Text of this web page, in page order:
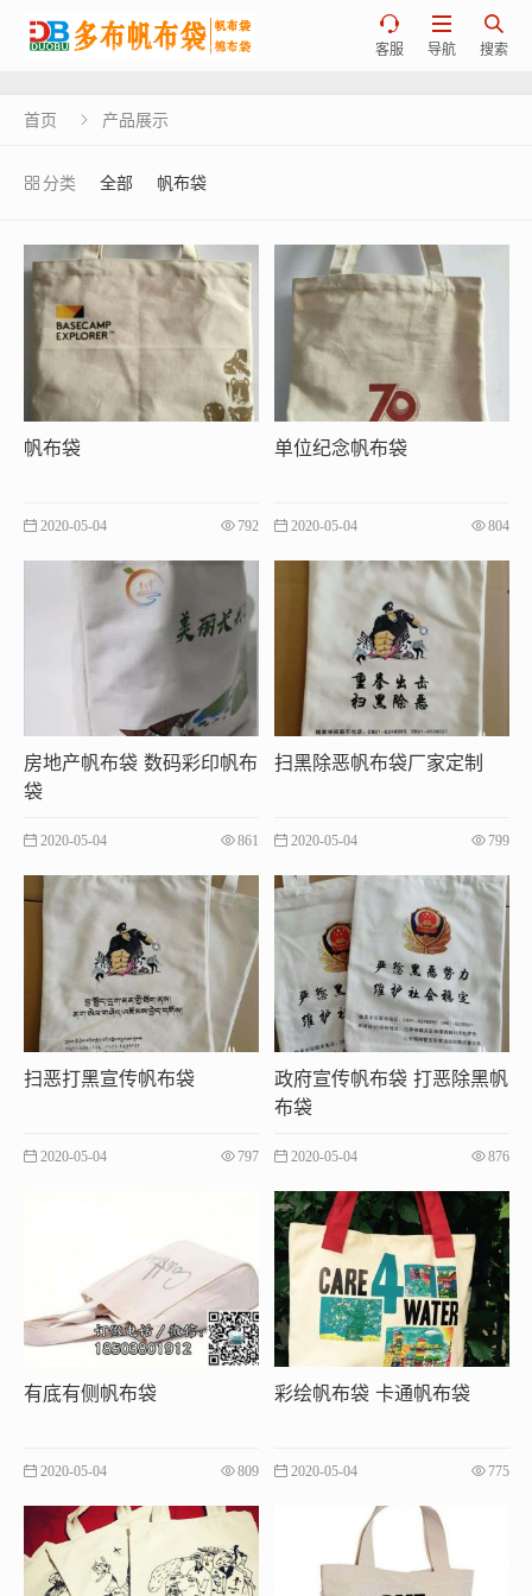

搜索

导航

客服
首页  产品展示
分类 全部 帆布袋
帆布袋
2020-05-04 792
单位纪念帆布袋
2020-05-04 804
房地产帆布袋 数码彩印帆布
袋
2020-05-04 861
扫黑除恶帆布袋厂家定制
2020-05-04 799
扫恶打黑宣传帆布袋
2020-05-04 797
政府宣传帆布袋 打恶除黑帆
布袋
2020-05-04 876
有底有侧帆布袋
2020-05-04 809
彩绘帆布袋 卡通帆布袋
2020-05-04 775